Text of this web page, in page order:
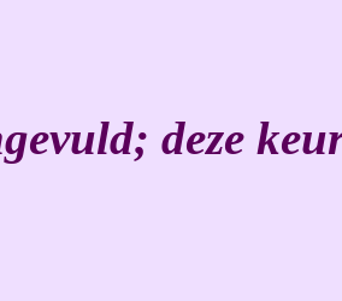
deze